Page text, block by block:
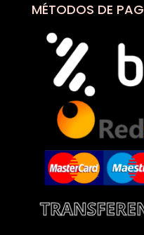
MÉTODOS DE